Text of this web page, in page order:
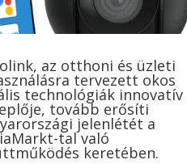
az otthoni és üzleti
tervezett okos
technológiák innovatív
tovább erősíti
jelenlétét a
tal való
keretében.